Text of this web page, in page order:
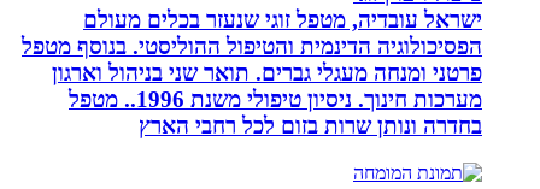
ישראל עובדיה, מטפל זוגי שנעזר בכלים מעולם
הפסיכולוגיה הדינמית והטיפול ההוליסטי. בנוסף מטפל
פרטני ומנחה מעגלי גברים. תואר שני בניהול וארגון
מערכות חינוך. ניסיון טיפולי משנת 1996.. מטפל
בחדרה ונותן שרות בזום לכל רחבי הארץ